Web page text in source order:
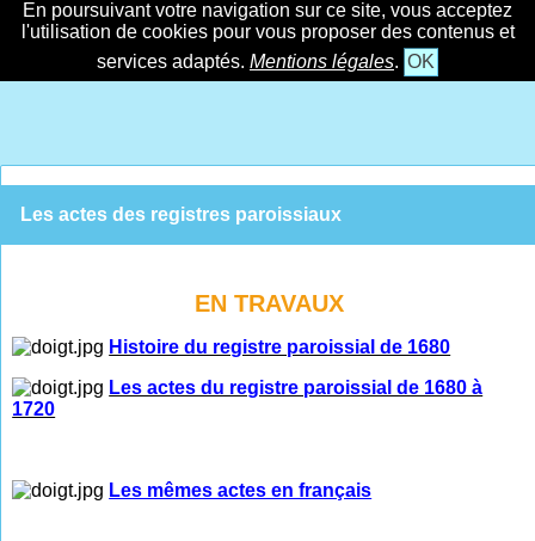
En poursuivant votre navigation sur ce site, vous acceptez
l'utilisation de cookies pour vous proposer des contenus et
services adaptés. Mentions légales. OK
Les actes des registres paroissiaux
EN TRAVAUX
Histoire du registre paroissial de 1680
Les actes du registre paroissial de 1680 à
1720
Les mêmes actes en français